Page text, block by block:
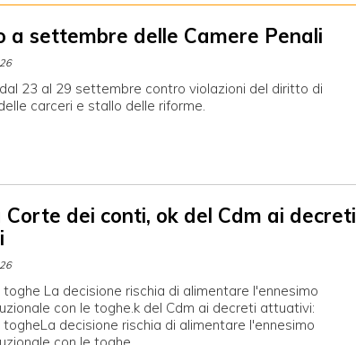
a settembre delle Camere Penali
23 al 29 settembre contro violazioni del diritto di
carceri e stallo delle riforme.
Corte dei conti, ok del Cdm ai decreti
toghe La decisione rischia di alimentare l'ennesimo
con le toghe.k del Cdm ai decreti attuativi:
togheLa decisione rischia di alimentare l'ennesimo